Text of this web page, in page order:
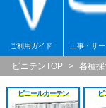
ご利用ガイド 工事・サー
ビニテンTOP > 各種
ビニールカーテン ビ
大型カーテンレール
間仕切ポール
カバー
お支払い方法
大口割引
無料見積り